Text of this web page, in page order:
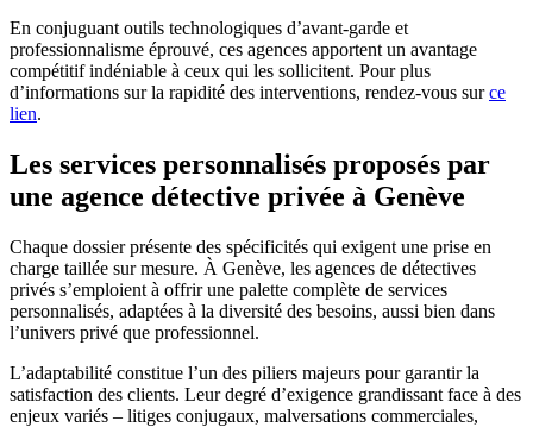
En conjuguant outils technologiques d’avant-garde et
professionnalisme éprouvé, ces agences apportent un avantage
compétitif indéniable à ceux qui les sollicitent. Pour plus
d’informations sur la rapidité des interventions, rendez-vous surce
lien.
Les services personnalisés proposés par
une agence détective privée à Genève
Chaque dossier présente des spécificités qui exigent une prise en
charge taillée sur mesure. À Genève, les agences de détectives
privés s’emploient à offrir une palette complète de services
personnalisés, adaptées à la diversité des besoins, aussi bien dans
l’univers privé que professionnel.
L’adaptabilité constitue l’un des piliers majeurs pour garantir la
satisfaction des clients. Leur degré d’exigence grandissant face à des
enjeux variés – litiges conjugaux, malversations commerciales,